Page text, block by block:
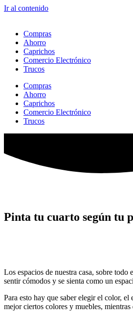
Ir al contenido
Compras
Ahorro
Caprichos
Comercio Electrónico
Trucos
Compras
Ahorro
Caprichos
Comercio Electrónico
Trucos
Pinta tu cuarto según tu
Los espacios de nuestra casa, sobre
sentir cómodos y se sienta como un
Para esto hay que saber elegir el color,
mejor ciertos colores y muebles,